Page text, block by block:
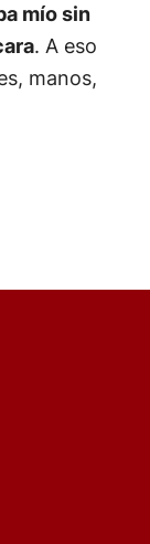
mío sin
. A eso
manos,